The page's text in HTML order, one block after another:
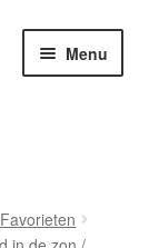
Menu